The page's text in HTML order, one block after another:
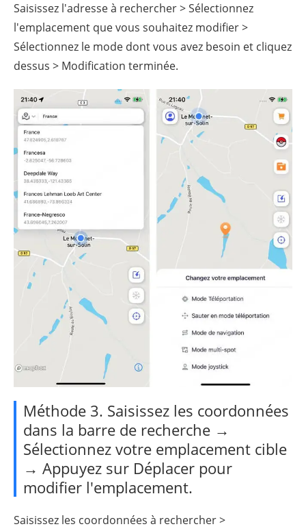
Saisissez l'adresse à rechercher > Sélectionnez
l'emplacement que vous souhaitez modifier >
Sélectionnez le mode dont vous avez besoin et cliquez
dessus > Modification terminée.
Méthode 3. Saisissez les coordonnées
dans la barre de recherche →
Sélectionnez votre emplacement cible
→ Appuyez sur Déplacer pour
modifier l'emplacement.
Saisissez les coordonnées à rechercher >